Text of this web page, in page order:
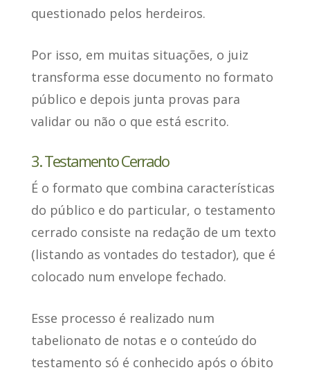
questionado pelos herdeiros.
Por isso, em muitas situações, o juiz
transforma esse documento no formato
público e depois junta provas para
validar ou não o que está escrito.
3. Testamento Cerrado
É o formato que combina características
do público e do particular, o testamento
cerrado consiste na redação de um texto
(listando as vontades do testador), que é
colocado num envelope fechado.
Esse processo é realizado num
tabelionato de notas e o conteúdo do
testamento só é conhecido após o óbito